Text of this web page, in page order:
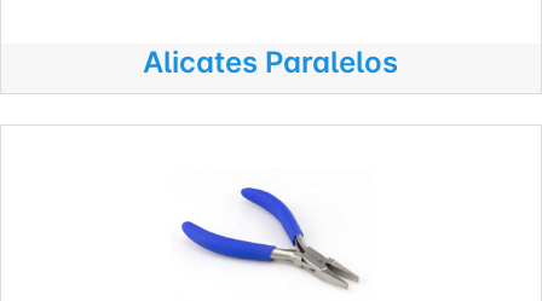
Alicates Paralelos